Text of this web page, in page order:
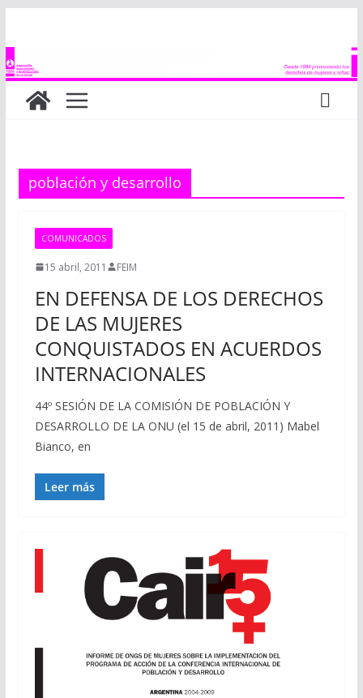
contenido
población y desarrollo
COMUNICADOS
15 abril, 2011 FEIM
EN DEFENSA DE LOS DERECHOS
DE LAS MUJERES
CONQUISTADOS EN ACUERDOS
INTERNACIONALES
44º SESIÓN DE LA COMISIÓN DE POBLACIÓN Y
DESARROLLO DE LA ONU (el 15 de abril, 2011) Mabel
Bianco, en
Leer más